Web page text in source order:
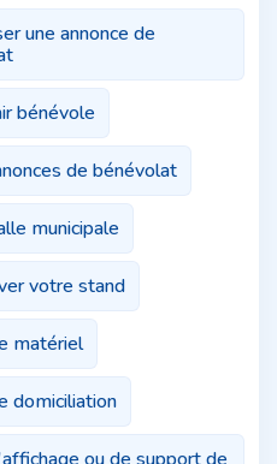
une annonce de
bénévole
de bénévolat
municipale
votre stand
matériel
domiciliation
ou de support de